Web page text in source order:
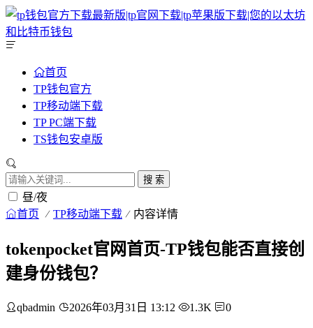
首页
TP钱包官方
TP移动端下载
TP PC端下载
TS钱包安卓版
搜 索
昼/夜
首页 TP移动端下载 内容详情
tokenpocket官网首页-TP钱包能否直接创
建身份钱包？
qbadmin 2026年03月31日 13:12 1.3K 0